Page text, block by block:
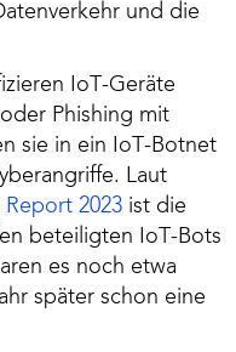
und die
IoT-Geräte
Phishing mit
sie in ein IoT-Botnet
Laut
2023 ist die
beteiligten IoT-Bots
es noch etwa
später schon eine